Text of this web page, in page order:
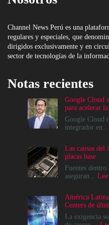
Channel News Perú es una
regulares y especiales, que
dirigidos exclusivamente y en
sector de tecnologías de la
Notas recientes
Google Cloud
para acelerar
Google Cloud
integrador en...
Las causas del
placas base
Fuentes
aseguran... Lee
América
Centers de
La exigencia